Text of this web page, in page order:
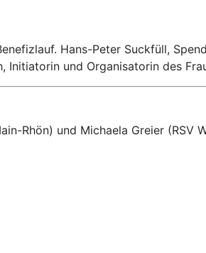
Hans-Peter Suckfüll,
und Organisatorin des
Rhön) und Michaela Greier (RSV